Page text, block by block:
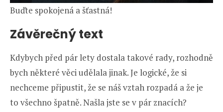
Buďte spokojená a šťastná!
Závěrečný text
Kdybych před pár lety dostala takové rady, rozhodně
bych některé věci udělala jinak. Je logické, že si
nechceme připustit, že se náš vztah rozpadá a že je
to všechno špatně. Našla jste se v pár znacích?